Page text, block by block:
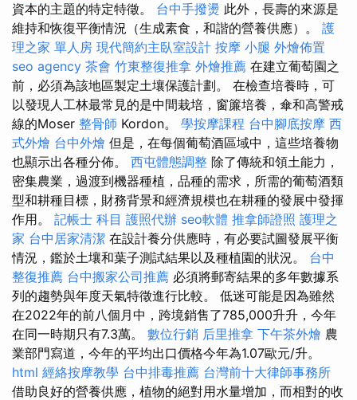
資本的主題的特定特徵。 台中手撥燙 此外，長壽的來源是
維持和恢復平衡情況（生成素食，和諧的營養供應）。 護
理之家 單人房 現代簡約主臥室設計 按摩 小腿 外燴佈置
seo agency 茶會 竹東整復推拿 外燴推薦 在建立葡萄園之
前，必須為該地區製定土壤保護計劃。 在檢查培養時，可
以發現人工林最常見的是中間栽培，窗簾培養，傘和高警戒
線的Moser 整骨師 Kordon。 學按摩課程 台中腳底按摩 西
式外燴 台中外燴 但是，在每個葡萄酒區域中，這些培養物
也顯示出各種分佈。 西屯體態調整 除了傳統和領土能力，
密集農業，過渡到機器種植，品種的需求，所需的葡萄酒類
型和耕種目標，財務背景和經濟規模也在耕種的發展中發揮
作用。 記帳士 科目 護照代辦 seo軟體 推拿師證照 護理之
家 台中居家清潔 在設計養分供應時，有必要試圖發展平衡
情況，鑑於土壤和葉子測試結果以及種植園的狀況。 台中
整復推薦 台中搬家公司推薦 必須將郵寄結果的多年數據系
列的趨勢與年度天氣特徵進行比較。 低迷可能是因為雖然
在2022年的前八個月中，跨境銷售了785,000升升，今年
在同一時期只有7.3萬。 數位行銷 后里推拿 下午茶外燴 農
業部門寫道，今年的平均出口價格今年為1.07歐元/升。
html 經絡按摩教學 台中排毒推薦 台灣前十大律師事務所
借助良好的營養供應，植物的絕對用水量增加，而相對的收